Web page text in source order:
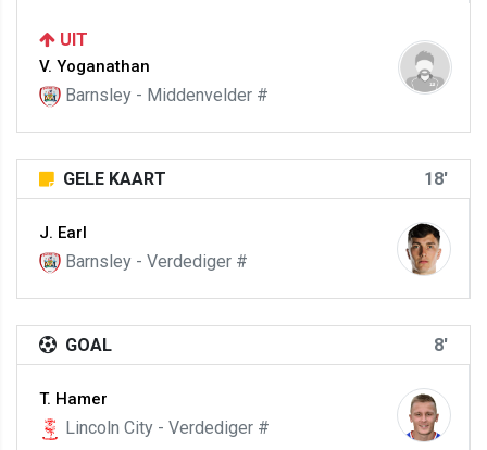
UIT
V. Yoganathan
Barnsley - Middenvelder #
GELE KAART 18'
J. Earl
Barnsley - Verdediger #
GOAL 8'
T. Hamer
Lincoln City - Verdediger #